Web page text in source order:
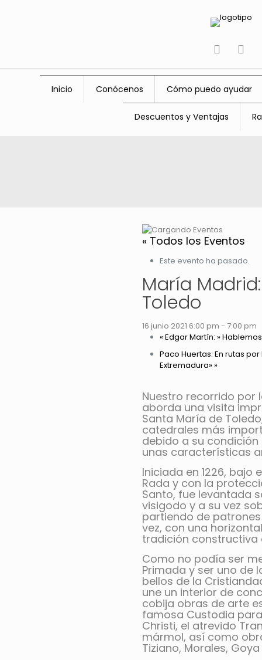
tiktok
Inicio Conócenos Cómo puedo ayudar
Descuentos y Ventajas
« Todos los Eventos
Este evento ha pasado.
María
Toledo
16 junio 2021 6:00 pm - 7:00 pm
« Edgar Martín: »
Paco Huertas: En rutas
Extremadura» »
Nuestro recorrido por
aborda una visita
Santa María de
catedrales más
debido a su
unas características
Iniciada en 1226, bajo
Rada y con la
Santo, fue levantada
visigodo y a su vez
partiendo de
vez, con una
tradición constructiva
Como no podía ser
Primada y ser uno de
bellos de la
une un interior de
cobija obras de arte
famosa Custodia
Christi, el atrevido
mármol, así como
Tiziano, Morales,